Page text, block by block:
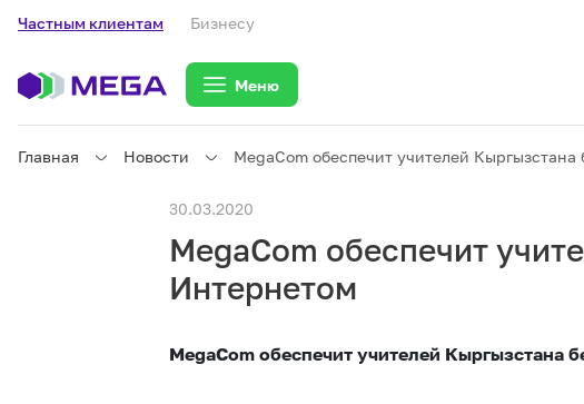
Частным клиентам Бизнесу
Меню
Частным клиентам
Частным клиентам
Главная Новости MegaCom обеспечит учителей
30.03.2020
MegaCom обеспечит
Интернетом
MegaCom обеспечит учителей Кыргызстана